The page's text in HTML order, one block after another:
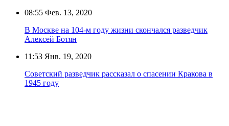
08:55 Фев. 13, 2020
В Москве на 104-м году жизни скончался разведчик
Алексей Ботян
11:53 Янв. 19, 2020
Советский разведчик рассказал о спасении Кракова в
1945 году